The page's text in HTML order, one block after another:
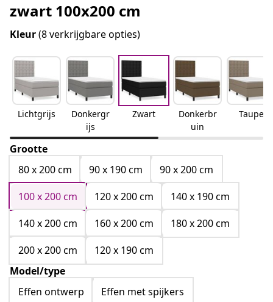
zwart 100x200 cm
Kleur(8 verkrijgbare opties)
Lichtgrijs
Donkergr
ijs
Zwart
Donkerbr
uin
Taupe
Grootte
80 x 200 cm
90 x 190 cm
90 x 200 cm
100 x 200 cm
120 x 200 cm
140 x 190 cm
140 x 200 cm
160 x 200 cm
180 x 200 cm
200 x 200 cm
120 x 190 cm
Model/type
Effen ontwerp
Effen met spijkers